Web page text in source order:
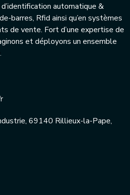
automatique &
barres, Rfid ainsi qu’en systèmes
de vente. Fort d’une expertise de
et déployons un ensemble
69140 Rillieux-la-Pape,